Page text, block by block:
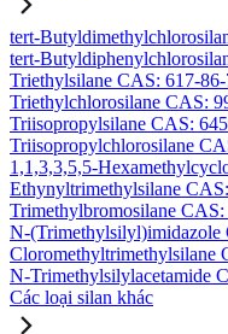
tert-
tert-
Triethylsilane CAS: 617-
Triethylchlorosilane CAS:
Triisopropylsilane CAS:
Triisopropylchlorosilane
1,1,3,3,5,5-
Ethynyltrimethylsilane
Trimethylbromosilane
N-(Trimethylsilyl)imidazole
Cloromethyltrimethylsilane
N-Trimethylsilylacetamide
Các loại silan khác